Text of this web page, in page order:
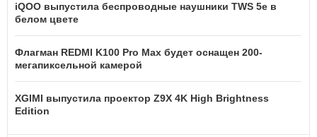
iQOO выпустила беспроводные наушники TWS 5e в
белом цвете
Флагман REDMI K100 Pro Max будет оснащен 200-
мегапиксельной камерой
XGIMI выпустила проектор Z9X 4K High Brightness
Edition